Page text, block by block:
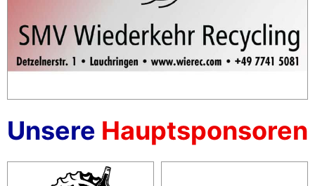
Unsere Hauptsponsoren